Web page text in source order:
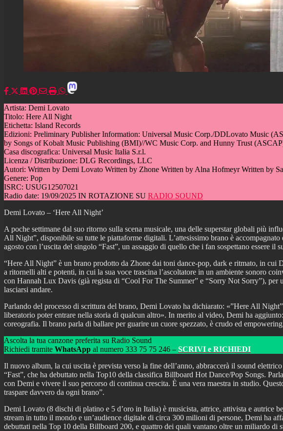
Artista: Demi Lovato
Titolo: Here All Night
Etichetta: Island Records
Edizioni: Preliminary Publisher Information: Universal Music Corp./DDLovato Music
by Songs of Kobalt Music Publishing (BMI)//WC Music Corp. and Hunny Trust
Casa discografica: Universal Music Italia S.r.l.
Licenza / Distribuzione: DLG Recordings, LLC
Autori: Written by Demi Lovato Written by Zhone Written by Alna Hofmeyr Written by
Genere: Pop
ISRC: USUG12507021
Radio date: 19/09/2025 IN ROTAZIONE SU RADIO SOUND
Demi Lovato – ‘Here All Night’
A poche settimane dal suo ritorno sulla scena musicale, una delle superstar globali più
All Night”, disponibile su tutte le piattaforme digitali. L’attesissimo brano è
agosto con l’uscita del singolo “Fast”, un assaggio di quello che i fan sospettano essere il
“Here All Night” è un brano prodotto da Zhone dai toni dance-pop, dark e ritmato, in cui
a ritornelli alti e potenti, in cui la sua voce trascina l’ascoltatore in un ambiente sonoro
con Hannah Lux Davis (già regista di “Cool For The Summer” e “Sorry Not Sorry”), per
lasciarsi andare.
Parlando del processo di scrittura del brano, Demi Lovato ha dichiarato: «”Here All
liberatorio poter entrare nella storia di qualcun altro». In merito al video, Demi ha
coreografia. Il brano parla di ballare per guarire un cuore spezzato, è crudo ed
Ascolta la tua canzone preferita su Radio Sound
Richiedi tramite WhatsApp al numero 333 75 75 246 – SCRIVI e RICHIEDI
Il nuovo album, la cui uscita è prevista verso la fine dell’anno, abbraccerà il sound
“Fast”, che ha debuttato nella Top10 della classifica Billboard Hot Dance/Pop Songs.
con Demi e vivere il suo percorso di continua crescita. È una vera maestra in studio.
traspare davvero da ogni brano”.
Demi Lovato (8 dischi di platino e 5 d’oro in Italia) è musicista, attrice, attivista e
stream in tutto il mondo e un’audience digitale di circa 300 milioni di persone, Demi ha
debuttati nella Top 10 della Billboard 200, e quattro dei quali vantano oltre un miliardo di